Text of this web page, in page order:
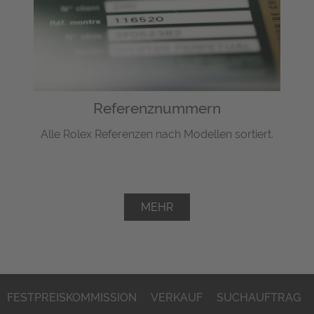
Referenznummern
Alle Rolex Referenzen nach Modellen sortiert.
MEHR
FESTPREISKOMMISSION VERKAUF SUCHAUFTRAG